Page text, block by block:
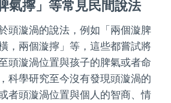
氣擰」等常見民間說法
頭漩渦的說法，例如「兩個漩脾
，兩個漩擰」等，這些都嘗試將
頭漩渦位置與孩子的脾氣或者命
科學研究至今沒有發現頭漩渦的
者頭漩渦位置與個人的智商、情